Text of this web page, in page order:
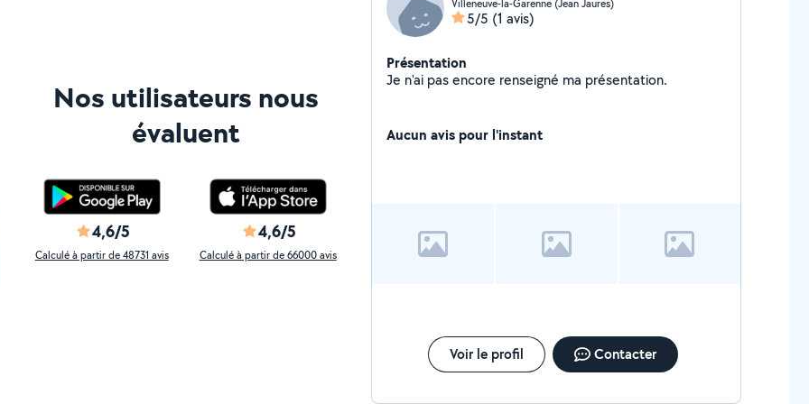
Nos utilisateurs nous
évaluent
4,6/5
Calculé à partir de 48731 avis
4,6/5
Calculé à partir de 66000 avis
Villeneuve-la-Garenne (Jean Jaures)
5/5 (1 avis)
Présentation
Je n'ai pas encore renseigné ma présentation.
Aucun avis pour l'instant
Voir le profil Contacter